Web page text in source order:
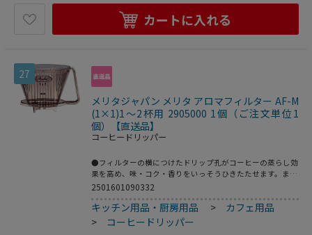
カートに入れる
27
メリタジャパン メリタ アロマフィルター AF-M
(1×1)1～2杯用 2905000 1個（ご注文単位1
個）【直送品】
コーヒードリッパー
●フィルターの横につけたドリップ孔がコーヒーの蒸らし効
果を高め、味・コク・香りをいっそうひきたたせます。ま
た、抽出後のしずく切れもよくなりました。●外寸：１０５
メジャースプーン
※メーカーの都合により、パッケージ・仕様等は予告なく変
更になる場合がございます。
2501601090332
キッチン用品・厨房用品 > カフェ用品
> コーヒードリッパー